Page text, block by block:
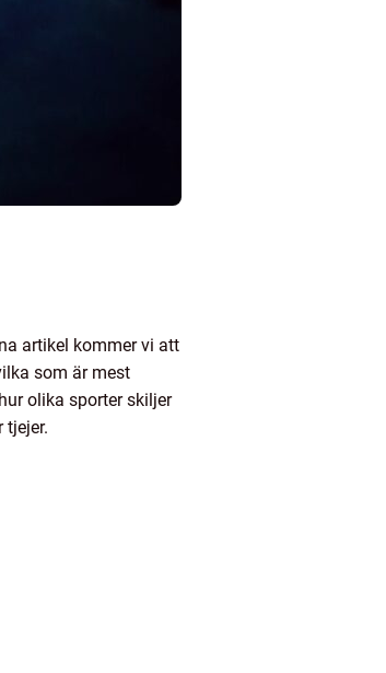
artikel kommer vi att
som är mest
olika sporter skiljer
tjejer.